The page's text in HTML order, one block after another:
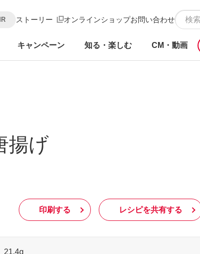
ストーリー オンラインショップお問い合わせ
キャンペーン 知る・楽しむ CM・動画
揚げ
印刷する レシピを共有する
21.4g